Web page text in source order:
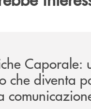
Caporale:
che diventa